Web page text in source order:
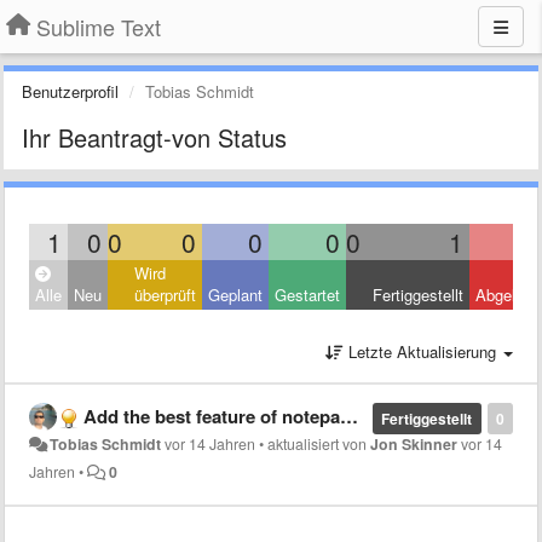
Sublime Text
Benutzerprofil Tobias Schmidt
Ihr Beantragt-von Status
1 0 0 0 0 0 0 1
Alle Neu
Wird
überprüft Geplant Gestartet Fertiggestellt
Letzte Aktualisierung
0
Fertiggestellt
Add the best feature of notepad++
Tobias Schmidtvor 14 Jahren •aktualisiert vonJon Skinnervor 14
Jahren • 0